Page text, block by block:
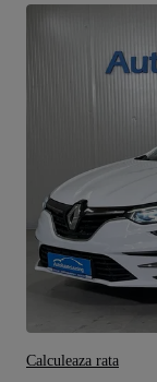
Calculeaza rata